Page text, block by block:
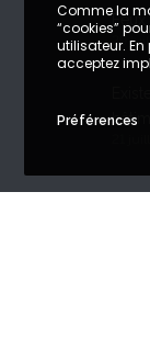
Feux
29
Comme la
“cookies”
utilisateur.
acceptez
Préférences